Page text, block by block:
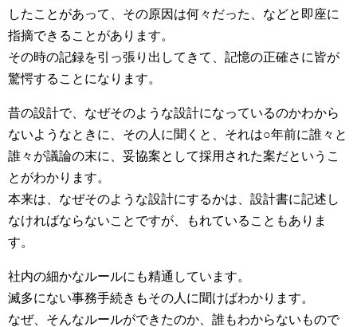
したことがあって、その原因は何々だった、などと即座に
指摘できることがあります。
その時の記録を引っ張り出してきて、記憶の正確さに皆が
驚愕することになります。
昔の設計で、なぜそのような設計になっているのかわから
ないようなときに、その人に聞くと、それは○年前に誰々と
誰々が議論の末に、妥協案として採用された案だというこ
とがわかります。
本来は、なぜそのような設計にするかは、設計書に記述し
なければならないことですが、もれていることもありま
す。
社内の細かなルールにも精通しています。
滅多にない事務手続きもその人に聞けばわかります。
なぜ、そんなルールができたのか、誰もわからないもので